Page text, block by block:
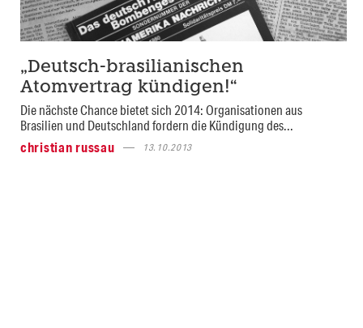
„Deutsch-brasilianischen
Atomvertrag kündigen!“
Die nächste Chance bietet sich 2014: Organisationen aus
Brasilien und Deutschland fordern die Kündigung des...
christian russau
13.10.2013